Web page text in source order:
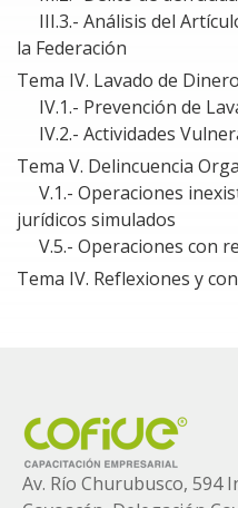
III.3.- Análisis del
la Federación
Tema IV. Lavado de Dinero
IV.1.- Prevención de
IV.2.- Actividades
Tema V. Delincuencia
V.1.- Operaciones
jurídicos simulados
V.5.- Operaciones con
Tema IV. Reflexiones y
Av. Río Churubusco, 594